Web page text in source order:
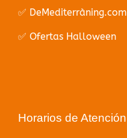
✅ DeMediterràning.com
✅ Ofertas Halloween
Horarios de Atención